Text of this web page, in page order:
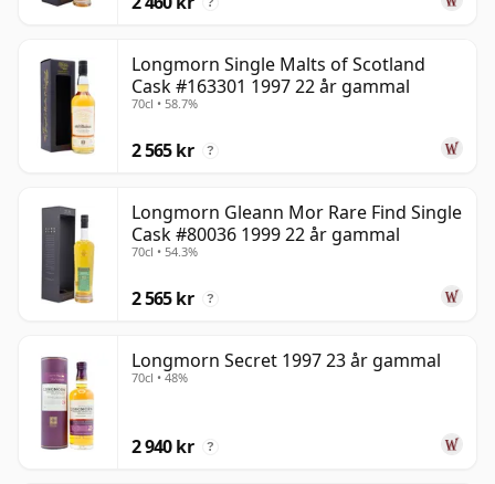
destilleriet åtnjuter ett så starkt rykte bakom
kulisserna – de erbjuder tyngd, elegans och en
naturligt tillfredsställande fruktighet utan att behöva
skrika för att få uppmärksamhet.
Longmorn Single Malts of Scotland
Cask #163301 1997 22 år gammal
70cl • 58.7%
2 565 kr ?
Longmorn Gleann Mor Rare Find Single
Cask #80036 1999 22 år gammal
70cl • 54.3%
2 565 kr ?
Longmorn Secret 1997 23 år gammal
70cl • 48%
2 940 kr ?